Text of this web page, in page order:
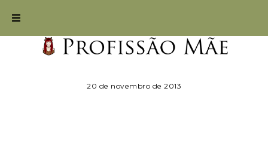
20 de novembro de 2013